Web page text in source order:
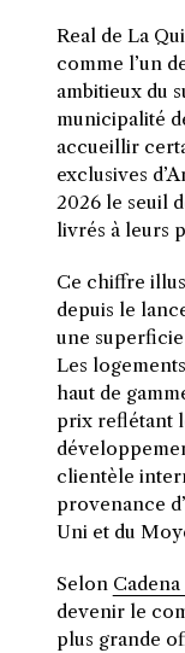
Real de La
comme l’un
ambitieux du
municipalité
accueillir
exclusives
2026 le seuil
livrés à leurs
Ce chiffre
depuis le
une
Les
haut de
prix reflétant
clientèle
provenance
Uni et du
Selon Cadena
devenir le
plus grande